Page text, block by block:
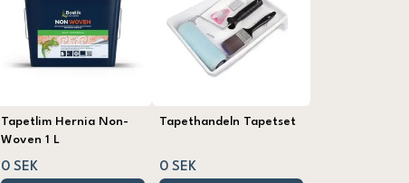
Tapetlim Hernia Non-
Woven 1 L
0 SEK
Tapethandeln Tapetset
0 SEK